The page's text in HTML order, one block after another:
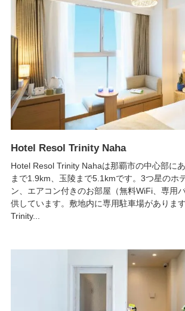
Hotel Resol Trinity Naha
Hotel Resol Trinity Nahaは那覇市の中心部に
まで1.9km、玉陵まで5.1kmです。3つ星のホ
ン、エアコン付きのお部屋（無料WiFi、専用
供しています。敷地内に専用駐車場がありま
Trinity...